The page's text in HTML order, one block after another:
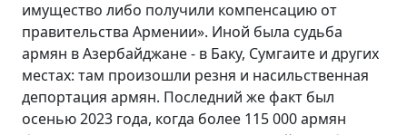
имущество либо получили компенсацию от
правительства Армении». Иной была судьба
армян в Азербайджане - в Баку, Сумгаите и других
местах: там произошли резня и насильственная
депортация армян. Последний же факт был
осенью 2023 года, когда более 115 000 армян